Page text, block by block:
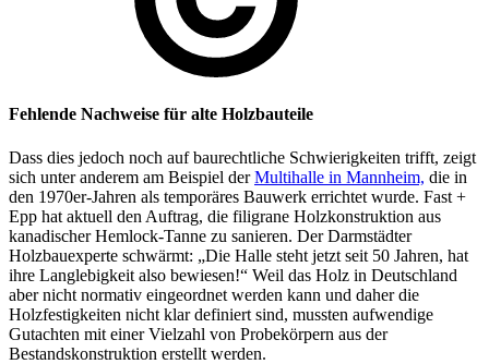
Fehlende Nachweise für alte Holzbauteile
Dass dies jedoch noch auf baurechtliche Schwierigkeiten trifft, zeigt
sich unter anderem am Beispiel derMultihalle in Mannheim, die in
den 1970er-Jahren als temporäres Bauwerk errichtet wurde. Fast +
Epp hat aktuell den Auftrag, die filigrane Holzkonstruktion aus
kanadischer Hemlock-Tanne zu sanieren. Der Darmstädter
Holzbauexperte schwärmt: „Die Halle steht jetzt seit 50 Jahren, hat
ihre Langlebigkeit also bewiesen!“ Weil das Holz in Deutschland
aber nicht normativ eingeordnet werden kann und daher die
Holzfestigkeiten nicht klar definiert sind, mussten aufwendige
Gutachten mit einer Vielzahl von Probekörpern aus der
Bestandskonstruktion erstellt werden.